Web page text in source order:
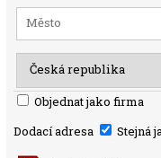
Objednat jako firma
Dodací adresa
Stejná